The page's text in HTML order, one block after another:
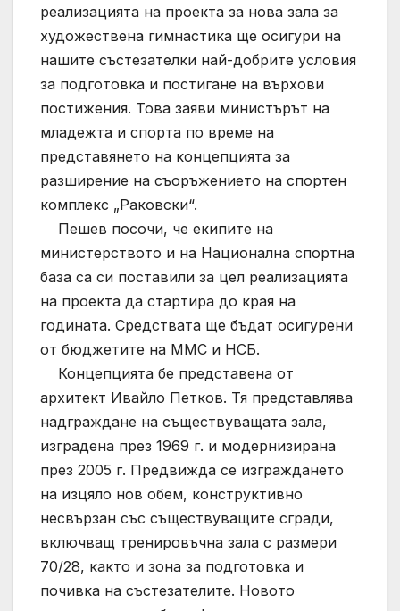
реализацията на проекта за нова зала за
художествена гимнастика ще осигури на
нашите състезателки най-добрите условия
за подготовка и постигане на върхови
постижения. Това заяви министърът на
младежта и спорта по време на
представянето на концепцията за
разширение на съоръжението на спортен
комплекс „Раковски“.
Пешев посочи, че екипите на
министерството и на Национална спортна
база са си поставили за цел реализацията
на проекта да стартира до края на
годината. Средствата ще бъдат осигурени
от бюджетите на ММС и НСБ.
Концепцията бе представена от
архитект Ивайло Петков. Тя представлява
надграждане на съществуващата зала,
изградена през 1969 г. и модернизирана
през 2005 г. Предвижда се изграждането
на изцяло нов обем, конструктивно
несвързан със съществуващите сгради,
включващ тренировъчна зала с размери
70/28, както и зона за подготовка и
почивка на състезателите. Новото